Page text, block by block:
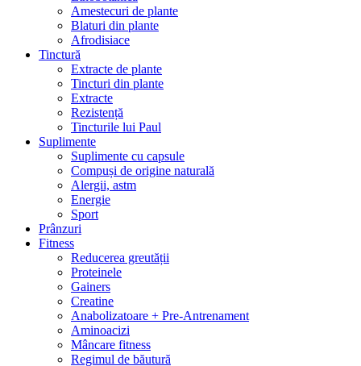
Amestecuri de plante
Blaturi din plante
Afrodisiace
Tinctură
Extracte de plante
Tincturi din plante
Extracte
Rezistență
Tincturile lui Paul
Suplimente
Suplimente cu capsule
Compuși de origine naturală
Alergii, astm
Energie
Sport
Prânzuri
Fitness
Reducerea greutății
Proteinele
Gainers
Creatine
Anabolizatoare + Pre-Antrenament
Aminoacizi
Mâncare fitness
Regimul de băutură